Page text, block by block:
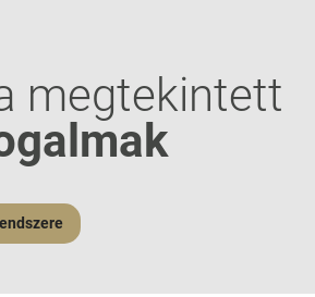
megtekintett